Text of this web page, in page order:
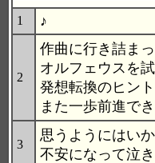
1 ♪
2
作曲に行き詰まっ
オルフェウスを
発想転換のヒント
また一歩前進でき
3
思うようにはい
不安になって泣